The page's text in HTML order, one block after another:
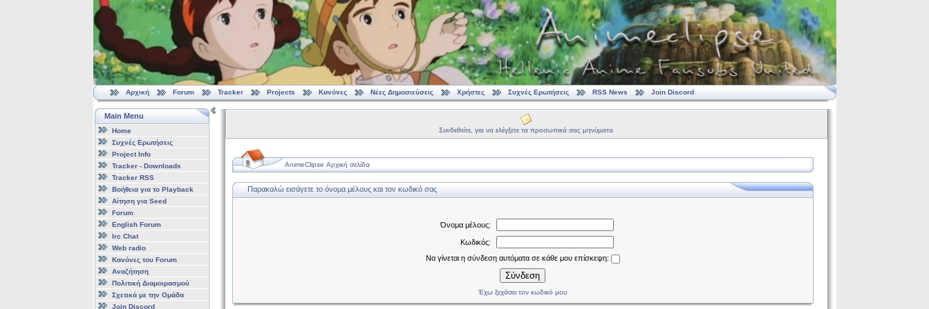
Αρχική Forum Tracker Projects Κανόνες Νέες Δημοσιεύσεις Χρήστες Συχνές Ερωτήσεις RSS News Join Discord
Main Menu
Home
Συχνές Ερωτήσεις
Project Info
Tracker - Downloads
Tracker RSS
Βοήθεια για το Playback
Αίτηση για Seed
Forum
English Forum
Irc Chat
Web radio
Κανόνες του Forum
Αναζήτηση
Πολιτική Διαμοιρασμού
Σχετικά με την Ομάδα
Join Discord
Συνδεθείτε, για να ελέγξετε τα προσωπικά σας μηνύματα
AnimeClipse Αρχική σελίδα
Παρακαλώ εισάγετε το όνομα μέλους και τον κωδικό σας
Όνομα μέλους:
Κωδικός:
Να γίνεται η σύνδεση αυτόματα σε κάθε μου επίσκεψη:
Σύνδεση
Έχω ξεχάσει τον κωδικό μου